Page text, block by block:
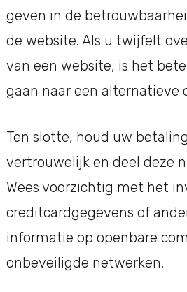
geven in de
de website. Als u twijfelt
van een website, is het
gaan naar een alternatieve
Ten slotte, houd uw
vertrouwelijk en deel deze
Wees voorzichtig met het
creditcardgegevens of
informatie op openbare
onbeveiligde netwerken.